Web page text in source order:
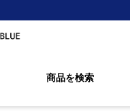
商品を検索